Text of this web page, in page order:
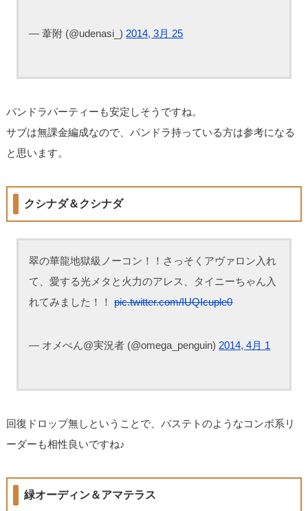
— 葦附 (@udenasi_) 2014, 3月 25
パンドラパーティーも安定しそうですね。
サブは無課金編成なので、パンドラ持っている方は参考になる
と思います。
クシナダ＆クシナダ
翠の華龍地獄級ノーコン！！さっそくアヴァロン入れ
て、愛する光メタと火力のアレス、タイニーちゃん入
れてみました！！pic.twitter.com/IUQIcuple0
— オメぺん@実況者 (@omega_penguin) 2014, 4月 1
回復ドロップ無しということで、バステトのようなコンボ系リ
ーダーも相性良いですね♪
緑オーディン＆アマテラス